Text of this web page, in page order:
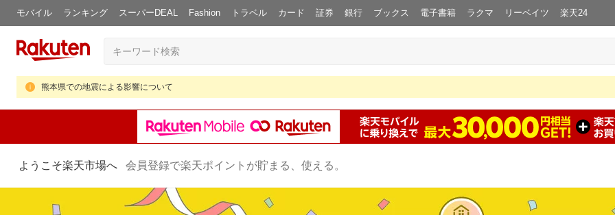
モバイル ランキング スーパーDEAL Fashion トラベル カード 証券 銀行 ブックス 電子書籍 ラクマ リーベイツ 楽天24
熊本県での地震による影響について
ようこそ楽天市場へ 会員登録で楽天ポイントが貯まる、使える。